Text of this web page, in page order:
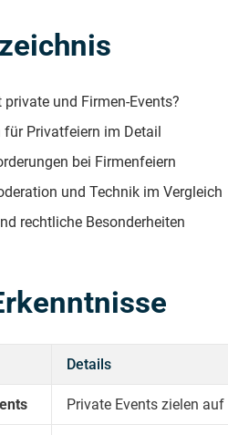
und Firmen-Events?
Privatfeiern im Detail
bei Firmenfeiern
und Technik im Vergleich
rechtliche Besonderheiten
Details
Private Events zielen